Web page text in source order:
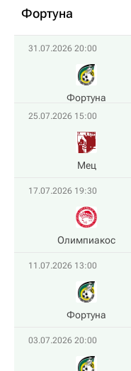
Фортуна
31.07.2026 20:00
Фортуна
25.07.2026 15:00
Мец
17.07.2026 19:30
Олимпиакос
11.07.2026 13:00
Фортуна
03.07.2026 20:00